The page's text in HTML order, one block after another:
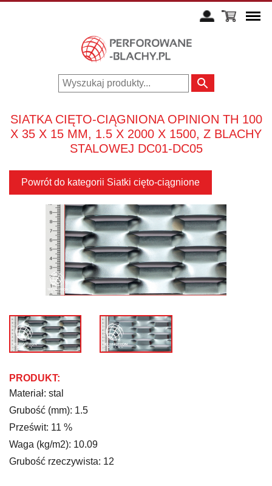
SIATKA CIĘTO-CIĄGNIONA OPINION TH 100
X 35 X 15 MM, 1.5 X 2000 X 1500, Z BLACHY
STALOWEJ DC01-DC05
Powrót do kategorii Siatki cięto-ciągnione
PRODUKT:
Materiał: stal
Grubość (mm): 1.5
Prześwit: 11 %
Waga (kg/m2): 10.09
Grubość rzeczywista: 12